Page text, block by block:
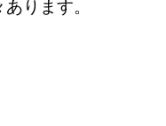
ります。